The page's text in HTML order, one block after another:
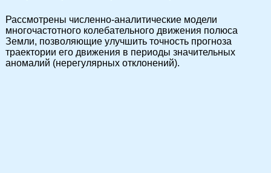
Рассмотрены численно-аналитические модели
многочастотного колебательного движения полюса
Земли, позволяющие улучшить точность прогноза
траектории его движения в периоды значительных
аномалий (нерегулярных отклонений).